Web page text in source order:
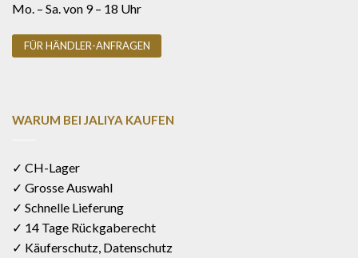
Mo. – Sa. von 9 – 18 Uhr
FÜR HÄNDLER-ANFRAGEN
WARUM BEI JALIYA KAUFEN
✓ CH-Lager
✓ Grosse Auswahl
✓ Schnelle Lieferung
✓ 14 Tage Rückgaberecht
✓ Käuferschutz, Datenschutz